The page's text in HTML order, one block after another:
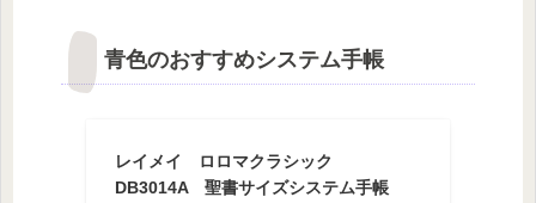
青色のおすすめシステム手帳
レイメイ ロロマクラシック
DB3014A 聖書サイズシステム手帳